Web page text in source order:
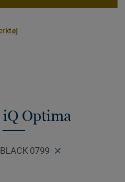
iQ Optima
0799